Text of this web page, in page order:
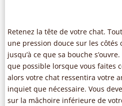
Retenez la tête de votre chat.
une pression douce sur les
jusqu’à ce que sa bouche
que possible lorsque vous faites
alors votre chat ressentira votre
inquiet que nécessaire. Vous
sur la mâchoire inférieure de